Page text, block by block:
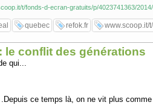
t/fonds-d-ecran-gratuits/p/4023741363/
quebec refok.fr www.scoop.it/
le conflit des générations
qui...
ce temps là, on ne vit plus